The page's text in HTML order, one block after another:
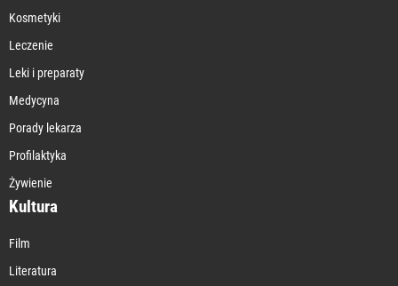
Kosmetyki
Leczenie
Leki i preparaty
Medycyna
Porady lekarza
Profilaktyka
Żywienie
Kultura
Film
Literatura